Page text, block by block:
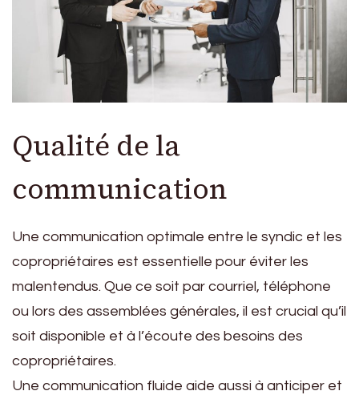
Qualité de la
communication
Une communication optimale entre le syndic et les
copropriétaires est essentielle pour éviter les
malentendus. Que ce soit par courriel, téléphone
ou lors des assemblées générales, il est crucial qu’il
soit disponible et à l’écoute des besoins des
copropriétaires.
Une communication fluide aide aussi à anticiper et